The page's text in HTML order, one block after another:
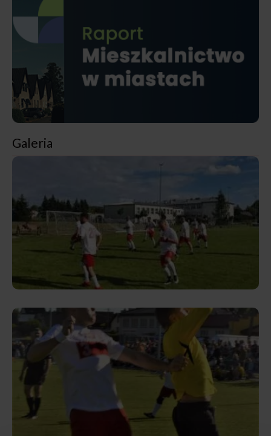
Galeria